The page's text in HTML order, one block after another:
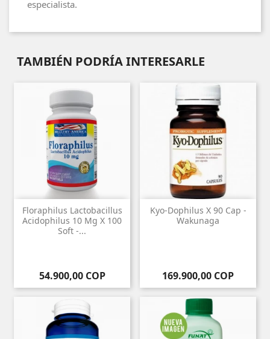
especialista.
TAMBIÉN PODRÍA INTERESARLE
Floraphilus Lactobacillus
Acidophilus 10 Mg X 100
Soft -...
Precio
54.900,00 COP
Kyo-Dophilus X 90 Cap -
Wakunaga
Precio
169.900,00 COP